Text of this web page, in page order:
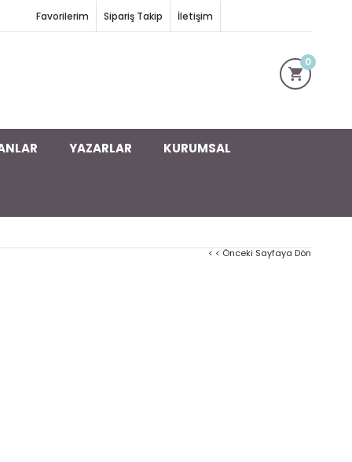
Sipariş Takip İletişim
Favorilerim
0
YAZARLAR KURUMSAL
< < Önceki Sayfaya Dön